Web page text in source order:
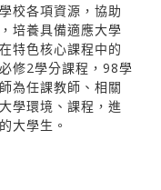
校各項資源，協助
培養具備適應大學
特色核心課程中的
修2學分課程，98學
為任課教師、相關
學環境、課程，進
大學生。